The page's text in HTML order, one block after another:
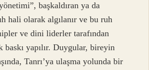
başkaldıran ya da
hali olarak algılanır ve bu ruh
ve dini liderler tarafından
baskı yapılır. Duygular, bireyin
Tanrı’ya ulaşma yolunda bir